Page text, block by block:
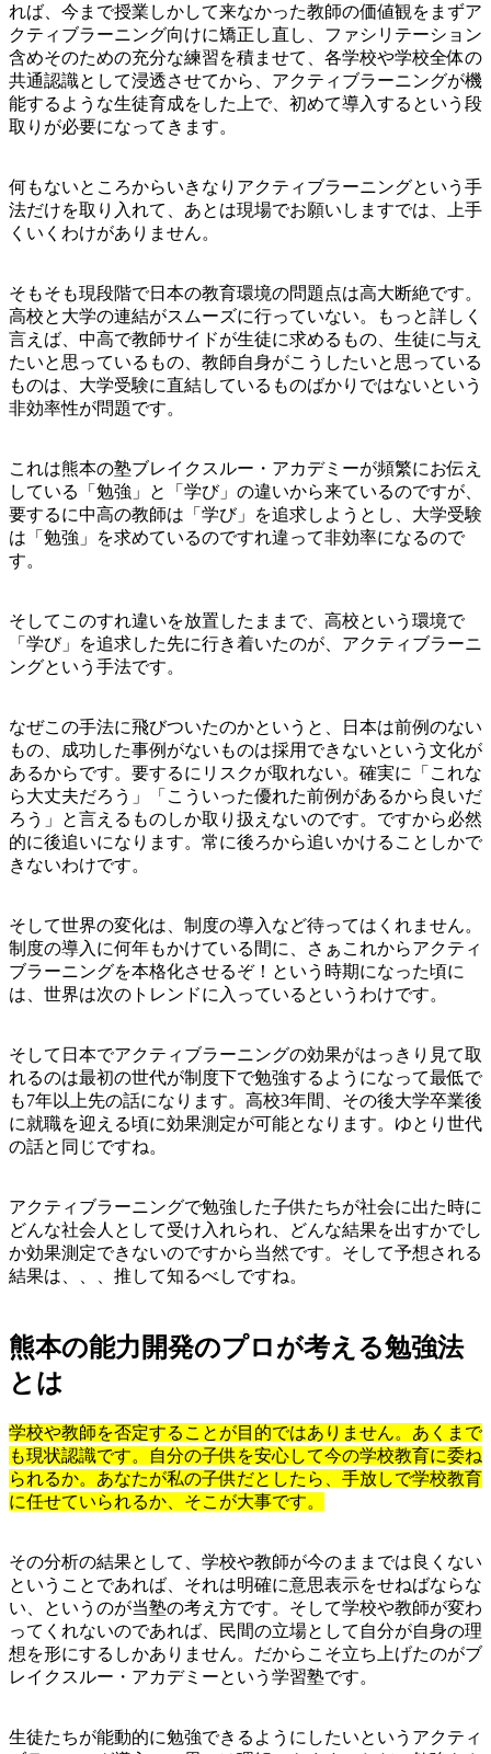
れば、今まで授業しかして来なかった教師の価値観をまずア
クティブラーニング向けに矯正し直し、ファシリテーション
含めそのための充分な練習を積ませて、各学校や学校全体の
共通認識として浸透させてから、アクティブラーニングが機
能するような生徒育成をした上で、初めて導入するという段
取りが必要になってきます。
何もないところからいきなりアクティブラーニングという手
法だけを取り入れて、あとは現場でお願いしますでは、上手
くいくわけがありません。
そもそも現段階で日本の教育環境の問題点は高大断絶です。
高校と大学の連結がスムーズに行っていない。もっと詳しく
言えば、中高で教師サイドが生徒に求めるもの、生徒に与え
たいと思っているもの、教師自身がこうしたいと思っている
ものは、大学受験に直結しているものばかりではないという
非効率性が問題です。
これは熊本の塾ブレイクスルー・アカデミーが頻繁にお伝え
している「勉強」と「学び」の違いから来ているのですが、
要するに中高の教師は「学び」を追求しようとし、大学受験
は「勉強」を求めているのですれ違って非効率になるので
す。
そしてこのすれ違いを放置したままで、高校という環境で
「学び」を追求した先に行き着いたのが、アクティブラーニ
ングという手法です。
なぜこの手法に飛びついたのかというと、日本は前例のない
もの、成功した事例がないものは採用できないという文化が
あるからです。要するにリスクが取れない。確実に「これな
ら大丈夫だろう」「こういった優れた前例があるから良いだ
ろう」と言えるものしか取り扱えないのです。ですから必然
的に後追いになります。常に後ろから追いかけることしかで
きないわけです。
そして世界の変化は、制度の導入など待ってはくれません。
制度の導入に何年もかけている間に、さぁこれからアクティ
ブラーニングを本格化させるぞ！という時期になった頃に
は、世界は次のトレンドに入っているというわけです。
そして日本でアクティブラーニングの効果がはっきり見て取
れるのは最初の世代が制度下で勉強するようになって最低で
も7年以上先の話になります。高校3年間、その後大学卒業後
に就職を迎える頃に効果測定が可能となります。ゆとり世代
の話と同じですね。
アクティブラーニングで勉強した子供たちが社会に出た時に
どんな社会人として受け入れられ、どんな結果を出すかでし
か効果測定できないのですから当然です。そして予想される
結果は、、、推して知るべしですね。
熊本の能力開発のプロが考える勉強法
とは
学校や教師を否定することが目的ではありません。あくまで
も現状認識です。自分の子供を安心して今の学校教育に委ね
られるか。あなたが私の子供だとしたら、手放しで学校教育
に任せていられるか、そこが大事です。
その分析の結果として、学校や教師が今のままでは良くない
ということであれば、それは明確に意思表示をせねばならな
い、というのが当塾の考え方です。そして学校や教師が変わ
ってくれないのであれば、民間の立場として自分が自身の理
想を形にするしかありません。だからこそ立ち上げたのがブ
レイクスルー・アカデミーという学習塾です。
生徒たちが能動的に勉強できるようにしたいというアクティ